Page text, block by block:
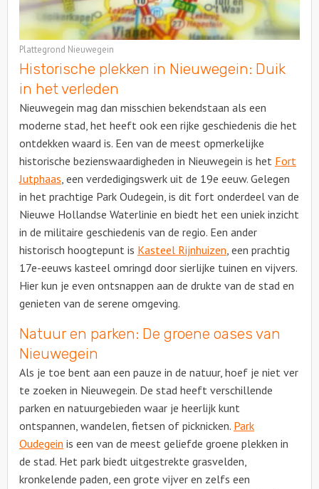
Plattegrond Nieuwegein
Historische plekken in Nieuwegein: Duik
in het verleden
Nieuwegein mag dan misschien bekendstaan als een
moderne stad, het heeft ook een rijke geschiedenis die het
ontdekken waard is. Een van de meest opmerkelijke
historische bezienswaardigheden in Nieuwegein is het Fort
Jutphaas, een verdedigingswerk uit de 19e eeuw. Gelegen
in het prachtige Park Oudegein, is dit fort onderdeel van de
Nieuwe Hollandse Waterlinie en biedt het een uniek inzicht
in de militaire geschiedenis van de regio. Een ander
historisch hoogtepunt is Kasteel Rijnhuizen, een prachtig
17e-eeuws kasteel omringd door sierlijke tuinen en vijvers.
Hier kun je even ontsnappen aan de drukte van de stad en
genieten van de serene omgeving.
Natuur en parken: De groene oases van
Nieuwegein
Als je toe bent aan een pauze in de natuur, hoef je niet ver
te zoeken in Nieuwegein. De stad heeft verschillende
parken en natuurgebieden waar je heerlijk kunt
ontspannen, wandelen, fietsen of picknicken. Park
Oudegein is een van de meest geliefde groene plekken in
de stad. Het park biedt uitgestrekte grasvelden,
kronkelende paden, een grote vijver en zelfs een